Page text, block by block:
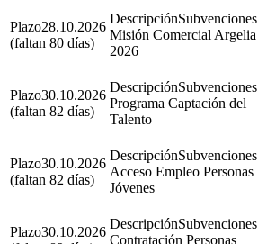
28.10.2026
(faltan 80 días)
Subvenciones
Misión Comercial Argelia
2026
30.10.2026
(faltan 82 días)
Subvenciones
Programa Captación del
Talento
30.10.2026
(faltan 82 días)
Subvenciones
Acceso Empleo Personas
Jóvenes
30.10.2026
Subvenciones
Contratación Personas